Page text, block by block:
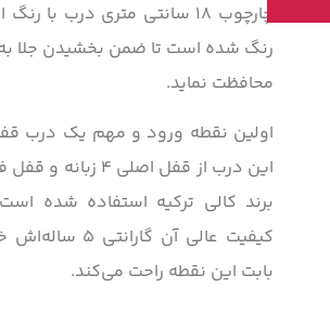
چارچوب ۱۸ سانتی متری درب با
رنگ شده است تا ضمن بخشیدن جلا به
محافظت نماید.
اولین نقطه ورود و مهم یک درب
برند کالی ترکیه استفاده شده
کیفیت عالی آن
بابت این نقطه راحت می‌کند.